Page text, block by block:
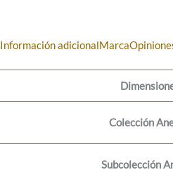
Información adicionalMarca
Colección
Subcolección